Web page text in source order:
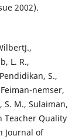
2002).
L. R.,
S.,
nemser,
S. M., Sulaiman,
Teacher Quality
Journal of